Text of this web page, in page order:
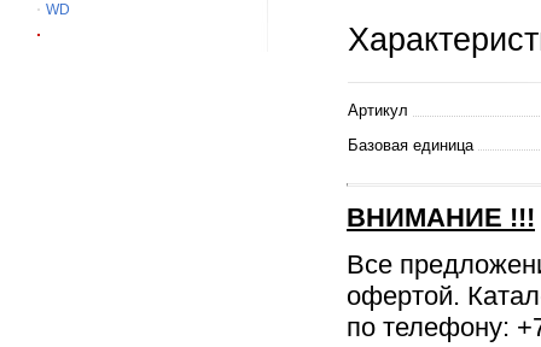
WD
Артикул
Базовая единица
ВНИМАНИЕ !!!
Все
офертой.
по телефону: